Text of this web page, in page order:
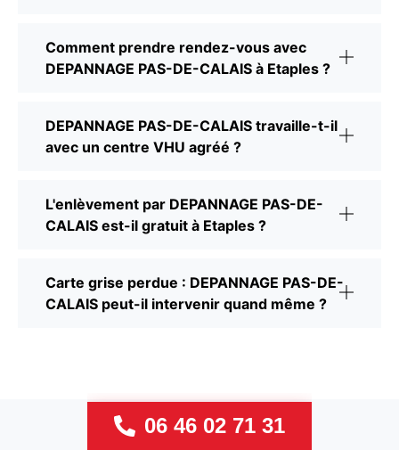
Comment prendre rendez-vous avec
DEPANNAGE PAS-DE-CALAIS à Etaples ?
DEPANNAGE PAS-DE-CALAIS travaille-t-il
avec un centre VHU agréé ?
L'enlèvement par DEPANNAGE PAS-DE-
CALAIS est-il gratuit à Etaples ?
Carte grise perdue : DEPANNAGE PAS-DE-
CALAIS peut-il intervenir quand même ?
06 46 02 71 31